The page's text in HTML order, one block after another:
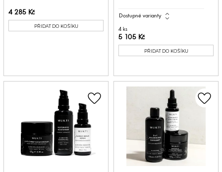
4 285 Kč
PŘIDAT DO KOŠÍKU
Dostupné varianty expand_all
4 ks
5 105 Kč
PŘIDAT DO KOŠÍKU
favorite_border favorite_border